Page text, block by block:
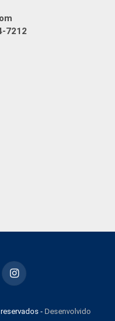
7212
Instagram
- Desenvolvido